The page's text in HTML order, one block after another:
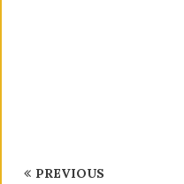
PREVIOUS